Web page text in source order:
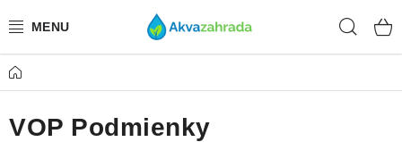
na
TECHNIKA
HNOJIVÁ
Domov
VOP Podmienky